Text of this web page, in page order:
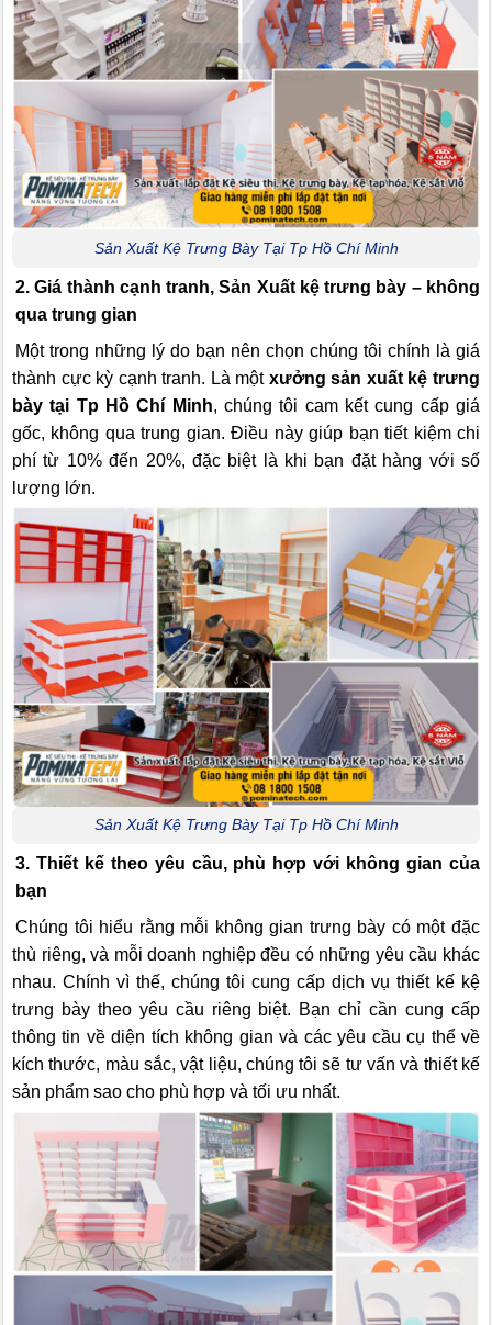
Sản Xuất Kệ Trưng Bày Tại Tp Hồ Chí Minh
2. Giá thành cạnh tranh, Sản Xuất kệ trưng bày – không
qua trung gian
Một trong những lý do bạn nên chọn chúng tôi chính là giá
thành cực kỳ cạnh tranh. Là một xưởng sản xuất kệ trưng
bày tại Tp Hồ Chí Minh, chúng tôi cam kết cung cấp giá
gốc, không qua trung gian. Điều này giúp bạn tiết kiệm chi
phí từ 10% đến 20%, đặc biệt là khi bạn đặt hàng với số
lượng lớn.
Sản Xuất Kệ Trưng Bày Tại Tp Hồ Chí Minh
3. Thiết kế theo yêu cầu, phù hợp với không gian của
bạn
Chúng tôi hiểu rằng mỗi không gian trưng bày có một đặc
thù riêng, và mỗi doanh nghiệp đều có những yêu cầu khác
nhau. Chính vì thế, chúng tôi cung cấp dịch vụ thiết kế kệ
trưng bày theo yêu cầu riêng biệt. Bạn chỉ cần cung cấp
thông tin về diện tích không gian và các yêu cầu cụ thể về
kích thước, màu sắc, vật liệu, chúng tôi sẽ tư vấn và thiết kế
sản phẩm sao cho phù hợp và tối ưu nhất.